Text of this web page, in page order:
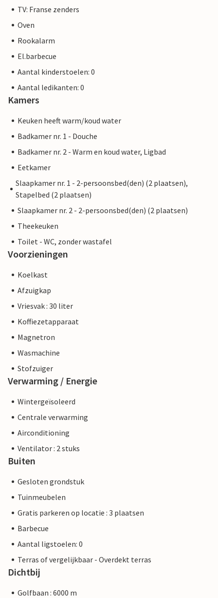
TV: Franse zenders
Oven
Rookalarm
El.barbecue
Aantal kinderstoelen: 0
Aantal ledikanten: 0
Kamers
Keuken heeft warm/koud water
Badkamer nr. 1 - Douche
Badkamer nr. 2 - Warm en koud water, Ligbad
Eetkamer
Slaapkamer nr. 1 - 2-persoonsbed(den) (2 plaatsen),
Stapelbed (2 plaatsen)
Slaapkamer nr. 2 - 2-persoonsbed(den) (2 plaatsen)
Theekeuken
Toilet - WC, zonder wastafel
Voorzieningen
Koelkast
Afzuigkap
Vriesvak : 30 liter
Koffiezetapparaat
Magnetron
Wasmachine
Stofzuiger
Verwarming / Energie
Wintergeïsoleerd
Centrale verwarming
Airconditioning
Ventilator : 2 stuks
Buiten
Gesloten grondstuk
Tuinmeubelen
Gratis parkeren op locatie : 3 plaatsen
Barbecue
Aantal ligstoelen: 0
Terras of vergelijkbaar - Overdekt terras
Dichtbij
Golfbaan : 6000 m